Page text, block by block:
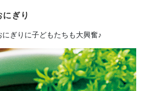
にぎり
ぎりに子どもたちも大興奮♪